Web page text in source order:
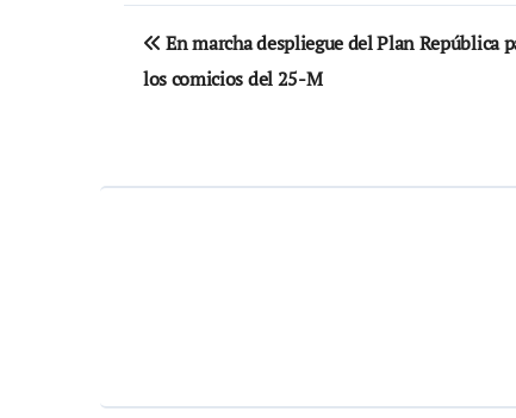
Navegación
de
En marcha despliegue del Plan República
los comicios del 25-M